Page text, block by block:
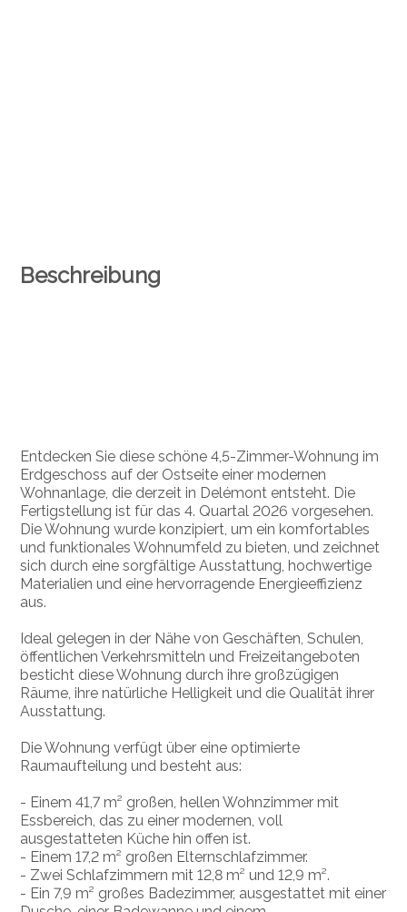
Beschreibung
Entdecken Sie diese schöne 4,5-Zimmer-Wohnung im
Erdgeschoss auf der Ostseite einer modernen
Wohnanlage, die derzeit in Delémont entsteht. Die
Fertigstellung ist für das 4. Quartal 2026 vorgesehen.
Die Wohnung wurde konzipiert, um ein komfortables
und funktionales Wohnumfeld zu bieten, und zeichnet
sich durch eine sorgfältige Ausstattung, hochwertige
Materialien und eine hervorragende Energieeffizienz
aus.
Ideal gelegen in der Nähe von Geschäften, Schulen,
öffentlichen Verkehrsmitteln und Freizeitangeboten
besticht diese Wohnung durch ihre großzügigen
Räume, ihre natürliche Helligkeit und die Qualität ihrer
Ausstattung.
Die Wohnung verfügt über eine optimierte
Raumaufteilung und besteht aus:
- Einem 41,7 m² großen, hellen Wohnzimmer mit
Essbereich, das zu einer modernen, voll
ausgestatteten Küche hin offen ist.
- Einem 17,2 m² großen Elternschlafzimmer.
- Zwei Schlafzimmern mit 12,8 m² und 12,9 m².
- Ein 7,9 m² großes Badezimmer, ausgestattet mit einer